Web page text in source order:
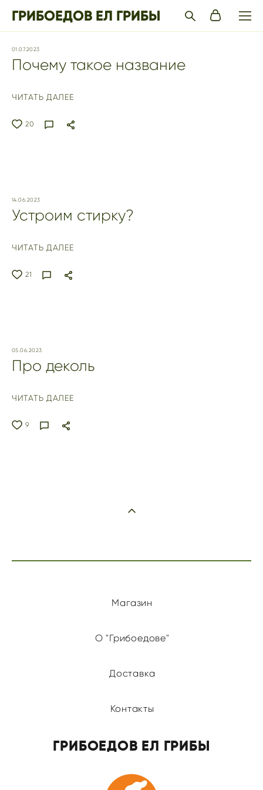
ГРИБОЕДОВ ЕЛ ГРИБЫ
01.07.2023
Почему такое название
ЧИТАТЬ ДАЛЕЕ
20
14.06.2023
Устроим стирку?
ЧИТАТЬ ДАЛЕЕ
21
05.06.2023
Про деколь
ЧИТАТЬ ДАЛЕЕ
9
Магазин
О "Грибоедове"
Доставка
Контакты
ГРИБОЕДОВ ЕЛ ГРИБЫ